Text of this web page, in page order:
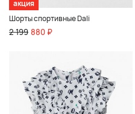
акция
Шорты спортивные Dali
2 199 880 ₽